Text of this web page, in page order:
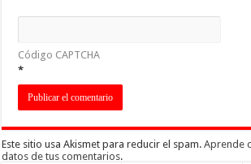
Código CAPTCHA
*
Este sitio usa Akismet para reducir el spam.Aprende
datos de tus comentarios.